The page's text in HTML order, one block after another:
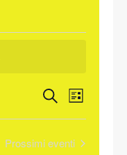
EVENTI
RICERCA
E
Cerca
Lista
Prossimi eventi